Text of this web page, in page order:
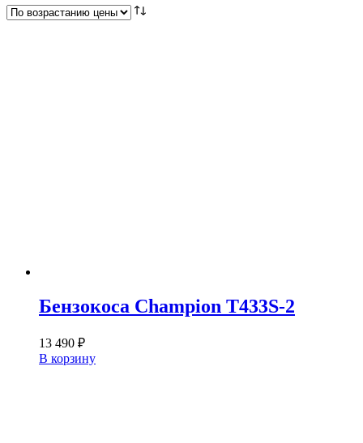
возрастанию
Бензокоса Champion T433S-2
13 490 ₽
В корзину